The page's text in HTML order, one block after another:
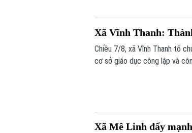
Xã Vĩnh Thanh:
Chiều 7/8, xã Vĩnh Thanh tổ
cơ sở giáo dục công lập và
Xã Mê Linh đẩy